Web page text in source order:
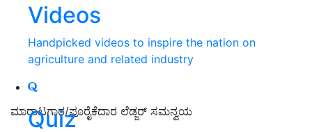
Videos
Handpicked videos to inspire the nation on
agriculture and related industry
Quiz
ಮಾರಾಟಗಾರ/ಪೂರೈಕೆದಾರ ಲೆಡ್ಜರ್ ಸಮನ್ವಯ